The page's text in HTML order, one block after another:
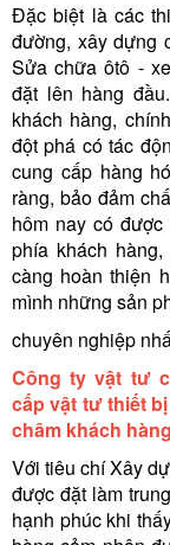
Đặc biệt là các
đường, xây dựng
Sửa chữa ôtô -
đặt lên hàng
khách hàng,
đột phá có tác
cung cấp hàng
ràng, bảo đảm
hôm nay có
phía khách
càng hoàn thiện
mình những sản
chuyên nghiệp
Công ty vật tư
cấp vật tư thiết
châm khách
Với tiêu chí Xây
được đặt làm
hạnh phúc khi